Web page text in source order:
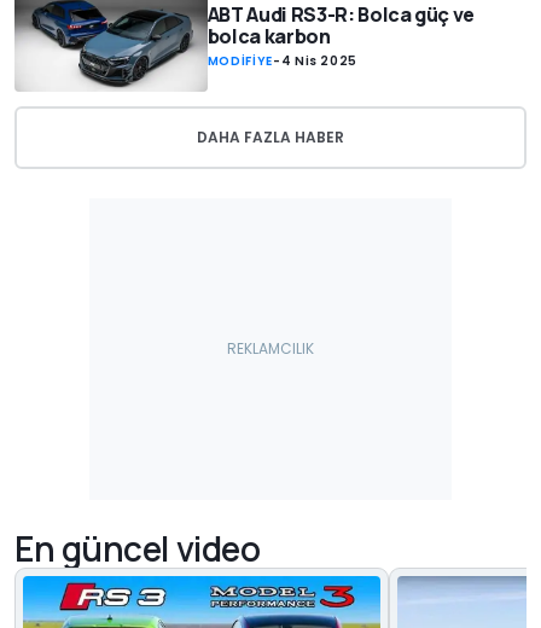
ABT Audi RS3-R: Bolca güç ve
bolca karbon
MODİFİYE- 4 Nis 2025
DAHA FAZLA HABER
En güncel video